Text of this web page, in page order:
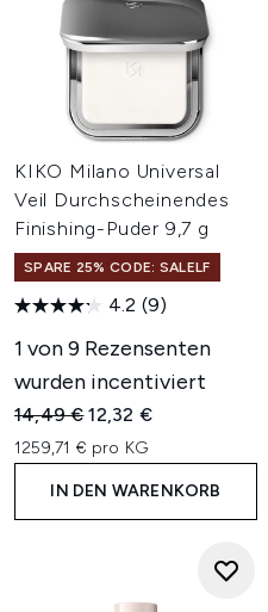
KIKO Milano Universal
Veil Durchscheinendes
Finishing-Puder 9,7 g
SPARE 25% CODE: SALELF
4.2 (9)
1 von 9 Rezensenten
wurden incentiviert
Unverbindliche
14,49 €Aktueller Preis:
12,32 €
1259,71 € pro KG
IN DEN WARENKORB